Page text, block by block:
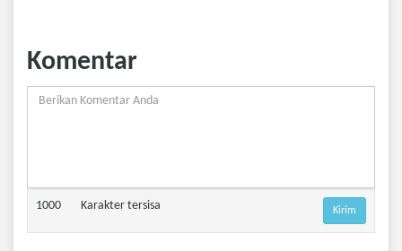
Komentar
1000 Karakter tersisa